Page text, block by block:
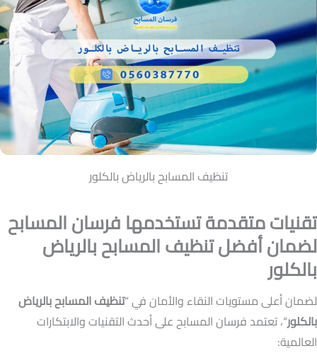
تنظيف المسابح بالرياض بالكلور
تقنيات متقدمة تستخدمها فرسان المسابح
لضمان أفضل تنظيف المسابح بالرياض
بالكلور
لضمان أعلى مستويات النقاء والأمان في “تنظيف المسابح بالرياض
بالكلور“، تعتمد فرسان المسابح على أحدث التقنيات والابتكارات
العالمية: